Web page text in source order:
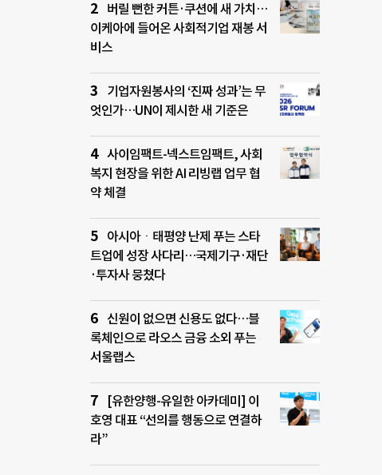
버릴 뻔한 커튼·쿠션에 새 가치…
이케아에 들어온 사회적기업 재봉 서
비스
기업자원봉사의 ‘진짜 성과’는 무
엇인가…UN이 제시한 새 기준은
사이임팩트-넥스트임팩트, 사회
복지 현장을 위한 AI 리빙랩 업무 협
약 체결
아시아ㆍ태평양 난제 푸는 스타
트업에 성장 사다리…국제기구·재단
·투자사 뭉쳤다
신원이 없으면 신용도 없다…블
록체인으로 라오스 금융 소외 푸는
서울랩스
[유한양행-유일한 아카데미] 이
호영 대표 “선의를 행동으로 연결하
라”